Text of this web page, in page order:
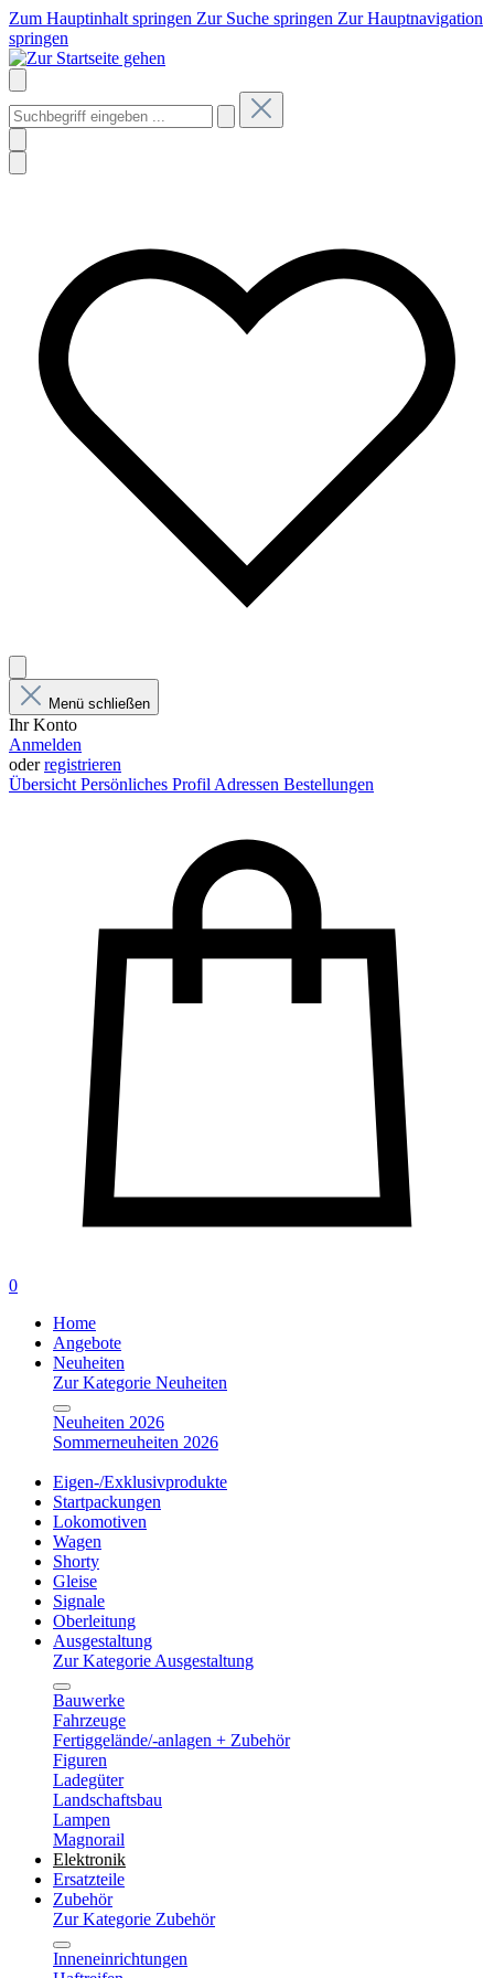
Zum Hauptinhalt springen Zur Suche springen Zur Hauptnavigation
springen
Menü schließen
Ihr Konto
Anmelden
oderregistrieren
Übersicht Persönliches Profil Adressen Bestellungen
0
Home
Angebote
Neuheiten
Zur Kategorie Neuheiten
Neuheiten 2026
Sommerneuheiten 2026
Eigen-/Exklusivprodukte
Startpackungen
Lokomotiven
Wagen
Shorty
Gleise
Signale
Oberleitung
Ausgestaltung
Zur Kategorie Ausgestaltung
Bauwerke
Fahrzeuge
Fertiggelände/-anlagen + Zubehör
Figuren
Ladegüter
Landschaftsbau
Lampen
Magnorail
Elektronik
Ersatzteile
Zubehör
Zur Kategorie Zubehör
Inneneinrichtungen